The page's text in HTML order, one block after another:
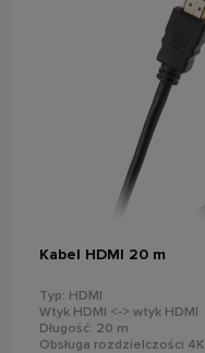
Kabel HDMI 20 m
Typ: HDMI
Wtyk HDMI <-> wtyk HDMI
Długość: 20 m
Obsługa rozdzielczości 4K